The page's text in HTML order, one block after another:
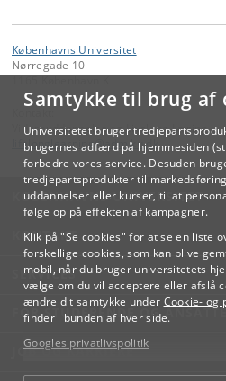
Samtykke til brug af
Universitetet bruger
brugernes adfærd på hjemmesiden
forbedre vores service. Desuden
tredjepartsprodukter til
uddannelser eller kurser, til at
følge op på effekten af kampagner.
Klik på "Se cookies" for at se en liste
forskellige cookies, som kan blive
mobil, når du bruger universitetets
vælge om du vil acceptere eller afslå
ændre dit samtykke under Cookie- og
finder i bunden af hver side.
Googles privatlivspolitik
Københavns Universitet
Nørregade 10
Videreuddannelse og Livslang Læring
lifelonglearning@adm.ku.dk
KØBENHAVNS UNIVERSITET
KONTAKT
SERVICES
FOR STUDERENDE OG
JOB OG KARRIERE